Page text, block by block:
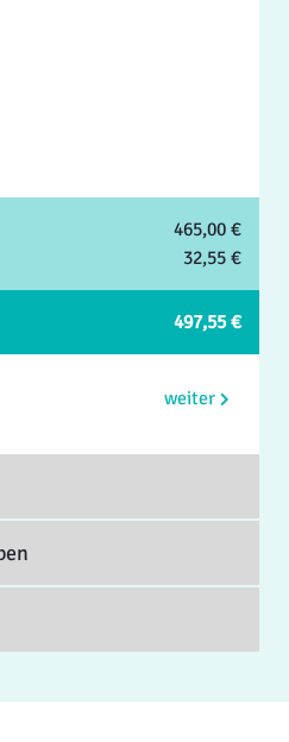
465,00 €
32,55 €
497,55 €
weiter